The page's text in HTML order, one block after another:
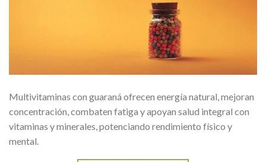
Multivitaminas con guaraná ofrecen energía natural, mejoran
concentración, combaten fatiga y apoyan salud integral con
vitaminas y minerales, potenciando rendimiento físico y
mental.